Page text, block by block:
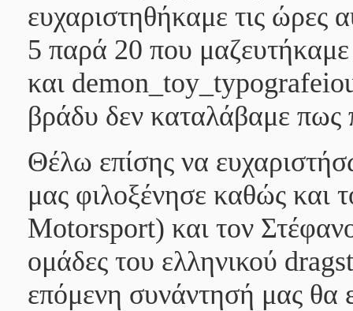
ευχαριστηθήκαμε τις ώρες
5 παρά 20 που
και demon_toy_typografeiou
βράδυ δεν καταλάβαμε
Θέλω επίσης να
μας φιλοξένησε καθώς και
Motorsport) και τον
ομάδες του ελληνικού
επόμενη συνάντησή μας θα